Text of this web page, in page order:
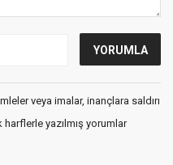
veya imalar, inançlara saldırı
yazılmış yorumlar